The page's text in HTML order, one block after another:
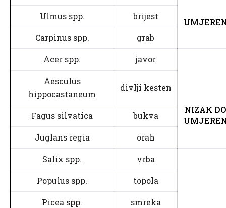
Ulmus spp. brijest
Carpinus spp. grab
Acer spp. javor
NIZAK DO
Aesculus
hippocastaneum
divlji kesten
Fagus silvatica bukva
Juglans regia orah
Salix spp. vrba
Populus spp. topola
Picea spp. smreka